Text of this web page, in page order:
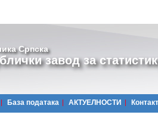
Српска
завод за
Базa података АКТУЕЛНОСТИ Контакт